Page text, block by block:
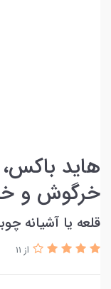
هاید
خرگوش و
قلعه یا آشیانه
از 11